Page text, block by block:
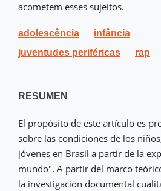
acometem esses sujeitos.
adolescência
infância
juventudes periféricas
rap
RESUMEN
El propósito de este artículo es
sobre las condiciones de los
jóvenes en Brasil a partir de la
mundo". A partir del marco
la investigación documental